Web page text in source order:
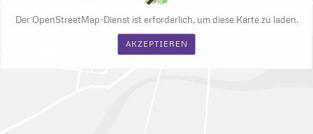
Der OpenStreetMap-Dienst ist erforderlich, um diese Karte zu laden.
AKZEPTIEREN